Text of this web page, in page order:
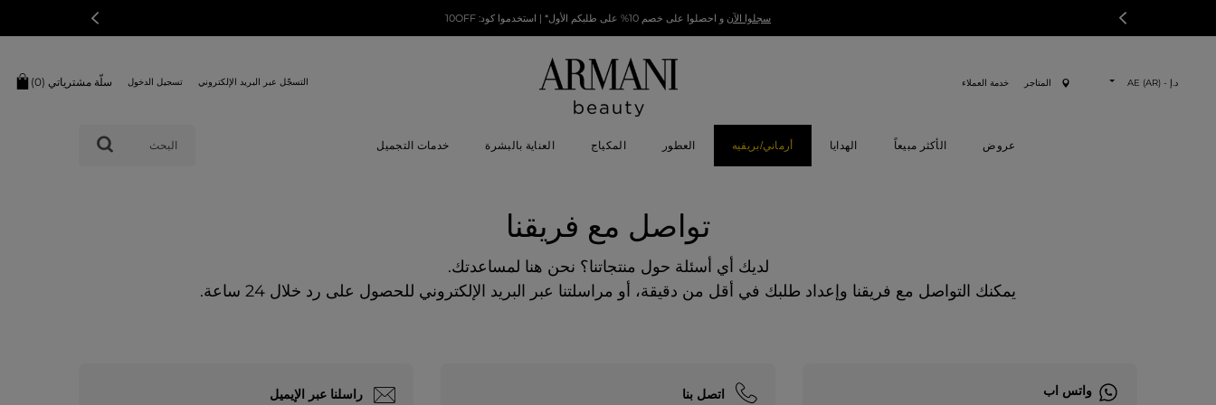
سجلوا الآن و احصلوا على خصم 10% على طلبكم الأول* | استخدموا كود: 10OFF
د.إ - AE (AR) المتاجر خدمة العملاء التسجّل عبر البريد الإلكتروني تسجيل الدخول سلّة مشترياتي (0
)
عروض الأكثر مبيعاً الهدايا أرماني/بريفيه العطور المكياج العناية بالبشرة خدمات التجميل البحث
تواصل مع فريقنا
لديك أي أسئلة حول منتجاتنا؟ نحن هنا لمساعدتك.
يمكنك التواصل مع فريقنا وإعداد طلبك في أقل من دقيقة، أو مراسلتنا عبر البريد الإلكتروني للحصول على رد خلال 24 ساعة.
واتس اب اتصل بنا راسلنا عبر الإيميل